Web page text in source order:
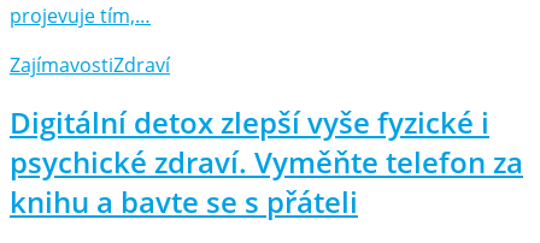
projevuje tím,…
ZajímavostiZdraví
Digitální detox zlepší vyše fyzické i
psychické zdraví. Vyměňte telefon za
knihu a bavte se s přáteli